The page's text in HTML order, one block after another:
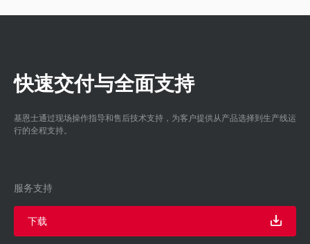
快速交付与全面支持
基恩士通过现场操作指导和售后技术支持，为客户提供从产品选择到生产线运
行的全程支持。
服务支持
下载